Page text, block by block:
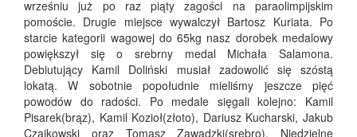
wrześniu już po raz piąty zagości na paraolimpijskim
pomoście. Drugie miejsce wywalczył Bartosz Kuriata. Po
starcie kategorii wagowej do 65kg nasz dorobek medalowy
powiększył się o srebrny medal Michała Salamona.
Debiutujący Kamil Doliński musiał zadowolić się szóstą
lokatą. W sobotnie popołudnie mieliśmy jeszcze pięć
powodów do radości. Po medale sięgali kolejno: Kamil
Pisarek(brąz), Kamil Kozioł(złoto), Dariusz Kucharski, Jakub
Czajkowski oraz Tomasz Zawadzki(srebro). Niedzielne